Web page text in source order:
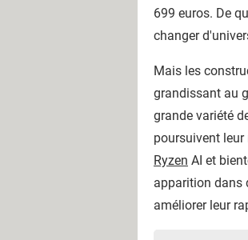
699 euros. De
changer
Mais les
grandissant au
grande variété
poursuivent leur
Ryzen AI et
apparition dans
améliorer leur